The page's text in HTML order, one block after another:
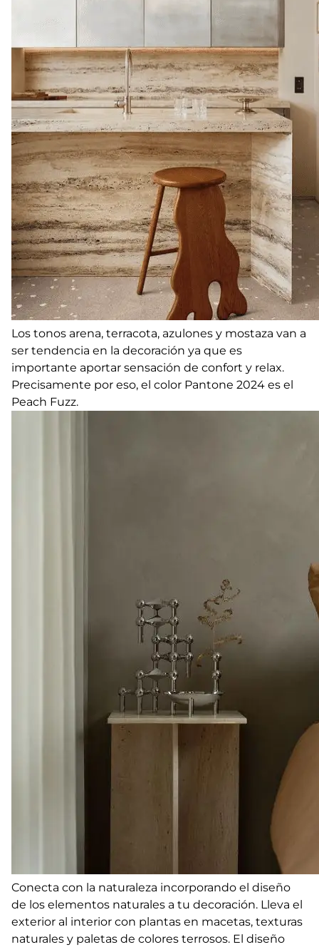
Los tonos arena, terracota, azulones y mostaza van a
ser tendencia en la decoración ya que es
importante aportar sensación de confort y relax.
Precisamente por eso, el color Pantone 2024 es el
Peach Fuzz.
Conecta con la naturaleza incorporando el diseño
de los elementos naturales a tu decoración. Lleva el
exterior al interior con plantas en macetas, texturas
naturales y paletas de colores terrosos. El diseño